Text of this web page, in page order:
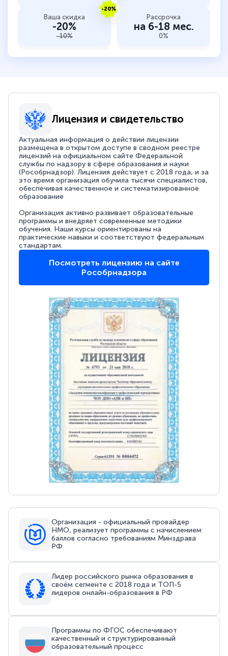
-20%
Ваша скидка
-20%
-10%
Рассрочка
на 6-18 мес.
0%
Лицензия и свидетельство
Актуальная информация о действии лицензии
размещена в открытом доступе в сводном реестре
лицензий на официальном сайте Федеральной
службы по надзору в сфере образования и науки
(Рособрнадзор). Лицензия действует с 2018 года, и за
это время организация обучила тысячи специалистов,
обеспечивая качественное и систематизированное
образование
Организация активно развивает образовательные
программы и внедряет современные методики
обучения. Наши курсы ориентированы на
практические навыки и соответствуют федеральным
стандартам.
Посмотреть лицензию на сайте
Рособрнадзора
Организация - официальный провайдер
НМО, реализует программы с начислением
баллов согласно требованиям Минздрава
РФ
Лидер российского рынка образования в
своём сегменте с 2018 года и ТОП-5
лидеров онлайн-образования в РФ
Программы по ФГОС обеспечивают
качественный и структурированный
образовательный процесс